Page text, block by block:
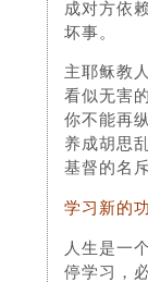
成对方依
坏事。
主耶稣教
看似无害
你不能再
养成胡思
基督的名
学习新的
人生是一
停学习，